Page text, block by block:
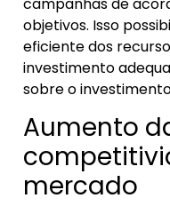
objetivos. Isso
eficiente dos
investimento
sobre o
Aumento
mercado